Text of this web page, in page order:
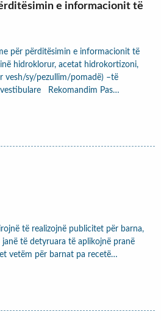
e informacionit të
për përditësimin e informacionit të
hidroklorur, acetat hidrokortizoni,
vesh/sy/pezullim/pomadë) –të
Rekomandim Pas…
të realizojnë publicitet për barna,
të detyruara të aplikojnë pranë
vetëm për barnat pa recetë…